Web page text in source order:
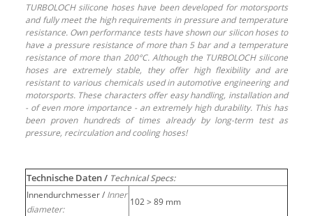
TURBOLOCH silicone hoses have been developed for motorsports
and fully meet the high requirements in pressure and temperature
resistance. Own performance tests have shown our silicon hoses to
have a pressure resistance of more than 5 bar and a temperature
resistance of more than 200°C. Although the TURBOLOCH silicone
hoses are extremely stable, they offer high flexibility and are
resistant to various chemicals used in automotive engineering and
motorsports. These characters offer easy handling, installation and
- of even more importance - an extremely high durability. This has
been proven hundreds of times already by long-term test as
pressure, recirculation and cooling hoses!
Technische Daten / Technical Specs:
Innendurchmesser / Inner
diameter:
102 > 89 mm